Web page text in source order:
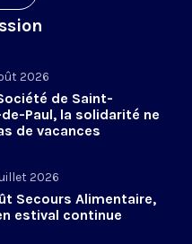
2026
de Saint-
Paul, la solidarité ne
de vacances
2026
Secours Alimentaire,
estival continue